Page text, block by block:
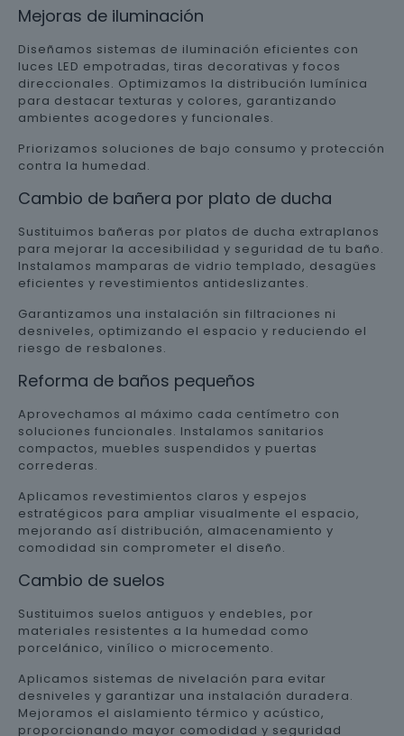
Mejoras de iluminación
Diseñamos sistemas de iluminación eficientes con
luces LED empotradas, tiras decorativas y focos
direccionales. Optimizamos la distribución lumínica
para destacar texturas y colores, garantizando
ambientes acogedores y funcionales.
Priorizamos soluciones de bajo consumo y protección
contra la humedad.
Cambio de bañera por plato de ducha
Sustituimos bañeras por platos de ducha extraplanos
para mejorar la accesibilidad y seguridad de tu baño.
Instalamos mamparas de vidrio templado, desagües
eficientes y revestimientos antideslizantes.
Garantizamos una instalación sin filtraciones ni
desniveles, optimizando el espacio y reduciendo el
riesgo de resbalones.
Reforma de baños pequeños
Aprovechamos al máximo cada centímetro con
soluciones funcionales. Instalamos sanitarios
compactos, muebles suspendidos y puertas
correderas.
Aplicamos revestimientos claros y espejos
estratégicos para ampliar visualmente el espacio,
mejorando así distribución, almacenamiento y
comodidad sin comprometer el diseño.
Cambio de suelos
Sustituimos suelos antiguos y endebles, por
materiales resistentes a la humedad como
porcelánico, vinílico o microcemento.
Aplicamos sistemas de nivelación para evitar
desniveles y garantizar una instalación duradera.
Mejoramos el aislamiento térmico y acústico,
proporcionando mayor comodidad y seguridad